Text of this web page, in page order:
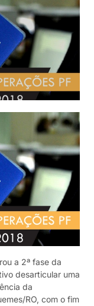
a 2ª fase da
desarticular uma
da
RO, com o fim